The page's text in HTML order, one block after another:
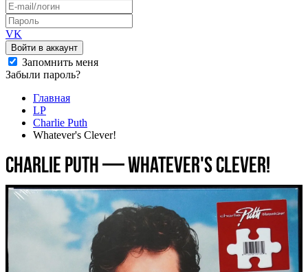
VK
Войти в аккаунт
Запомнить меня
Забыли пароль?
Главная
LP
Charlie Puth
Whatever's Clever!
Charlie Puth — Whatever's Clever!